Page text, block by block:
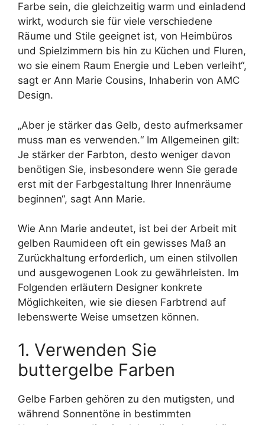
Farbe sein, die gleichzeitig warm und einladend
wirkt, wodurch sie für viele verschiedene
Räume und Stile geeignet ist, von Heimbüros
und Spielzimmern bis hin zu Küchen und Fluren,
wo sie einem Raum Energie und Leben verleiht“,
sagt er Ann Marie Cousins, Inhaberin von AMC
Design.
„Aber je stärker das Gelb, desto aufmerksamer
muss man es verwenden.“ Im Allgemeinen gilt:
Je stärker der Farbton, desto weniger davon
benötigen Sie, insbesondere wenn Sie gerade
erst mit der Farbgestaltung Ihrer Innenräume
beginnen“, sagt Ann Marie.
Wie Ann Marie andeutet, ist bei der Arbeit mit
gelben Raumideen oft ein gewisses Maß an
Zurückhaltung erforderlich, um einen stilvollen
und ausgewogenen Look zu gewährleisten. Im
Folgenden erläutern Designer konkrete
Möglichkeiten, wie sie diesen Farbtrend auf
lebenswerte Weise umsetzen können.
1. Verwenden Sie
buttergelbe Farben
Gelbe Farben gehören zu den mutigsten, und
während Sonnentöne in bestimmten